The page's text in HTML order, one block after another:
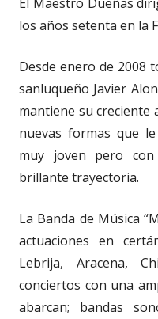
los años setenta en la
Desde enero de 2008
sanluqueño Javier
mantiene su creciente
nuevas formas que
muy joven pero
brillante trayectoria.
La Banda de Música
actuaciones en
Lebrija, Aracena,
conciertos con una
abarcan; bandas